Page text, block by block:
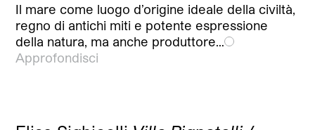
Il mare come luogo d’origine ideale della civiltà,
regno di antichi miti e potente espressione
della natura, ma anche produttore…
Approfondisci